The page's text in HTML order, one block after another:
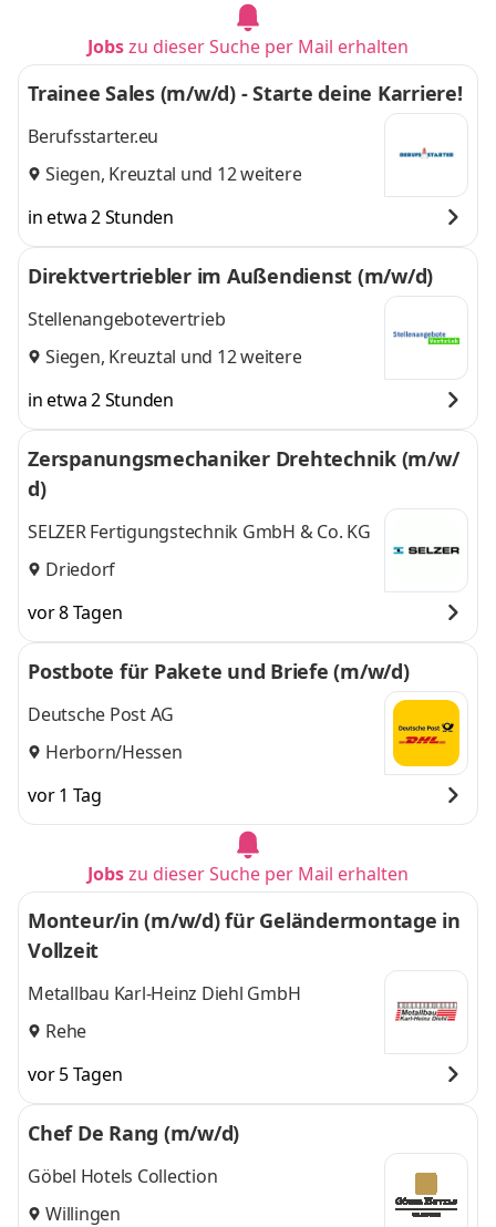
Jobszu dieser Suche per Mail erhalten
Trainee Sales (m/w/d) - Starte deine Karriere!
Berufsstarter.eu
Siegen, Kreuztal und 12 weitere
in etwa 2 Stunden
Direktvertriebler im Außendienst (m/w/d)
Stellenangebotevertrieb
Siegen, Kreuztal und 12 weitere
in etwa 2 Stunden
Zerspanungsmechaniker Drehtechnik (m/w/
d)
SELZER Fertigungstechnik GmbH & Co. KG
Driedorf
vor 8 Tagen
Postbote für Pakete und Briefe (m/w/d)
Deutsche Post AG
Herborn/Hessen
vor 1 Tag
Jobszu dieser Suche per Mail erhalten
Monteur/in (m/w/d) für Geländermontage in
Vollzeit
Metallbau Karl-Heinz Diehl GmbH
Rehe
vor 5 Tagen
Chef De Rang (m/w/d)
Göbel Hotels Collection
Willingen